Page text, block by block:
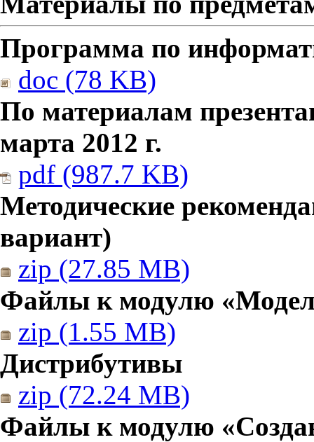
Программа по
doc (78 KB)
По материалам
марта 2012 г.
pdf (987.7 KB)
Методические
вариант)
zip (27.85 MB)
Файлы к модулю
zip (1.55 MB)
Дистрибутивы
zip (72.24 MB)
Файлы к модулю